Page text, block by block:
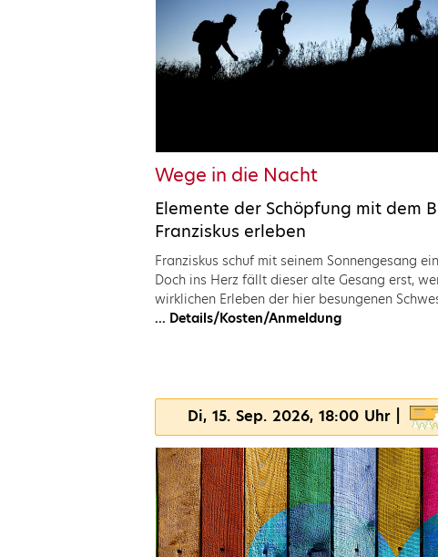
Wege in die Nacht
Elemente der Schöpfung mit dem
Franziskus erleben
Franziskus schuf mit seinem Sonnengesang
Doch ins Herz fällt dieser alte Gesang erst,
wirklichen Erleben der hier besungenen
... Details/Kosten/Anmeldung
Di, 15. Sep. 2026, 18:00 Uhr |